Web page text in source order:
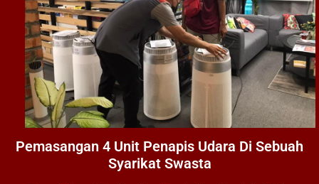
Pemasangan 4 Unit Penapis Udara Di Sebuah
Syarikat Swasta